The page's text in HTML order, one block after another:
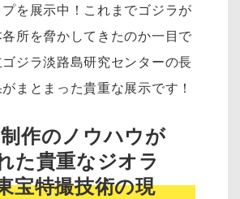
を展示中！これまでゴジラが
所を脅かしてきたのか一目で
ジラ淡路島研究センターの長
まとまった貴重な展示です！
作のノウハウが
た貴重なジオラ
宝特撮技術の現